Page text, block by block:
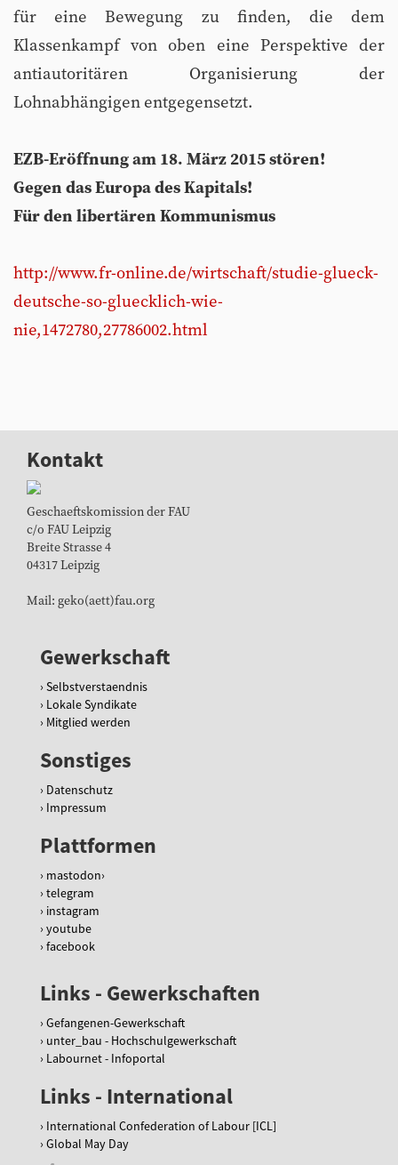
für eine Bewegung zu finden, die dem
Klassenkampf von oben eine Perspektive der
antiautoritären Organisierung der
Lohnabhängigen entgegensetzt.
EZB-Eröffnung am 18. März 2015 stören!
Gegen das Europa des Kapitals!
Für den libertären Kommunismus
http://www.fr-online.de/wirtschaft/studie-glueck-
deutsche-so-gluecklich-wie-
nie,1472780,27786002.html
Kontakt
Geschaeftskomission der FAU
c/o FAU Leipzig
Breite Strasse 4
04317 Leipzig
Mail: geko(aett)fau.org
Gewerkschaft
Selbstverstaendnis
Lokale Syndikate
Mitglied werden
Sonstiges
Datenschutz
Impressum
Plattformen
mastodon
telegram
instagram
youtube
facebook
Links - Gewerkschaften
Gefangenen-Gewerkschaft
unter_bau - Hochschulgewerkschaft
Labournet - Infoportal
Links - International
International Confederation of Labour [ICL]
Global May Day